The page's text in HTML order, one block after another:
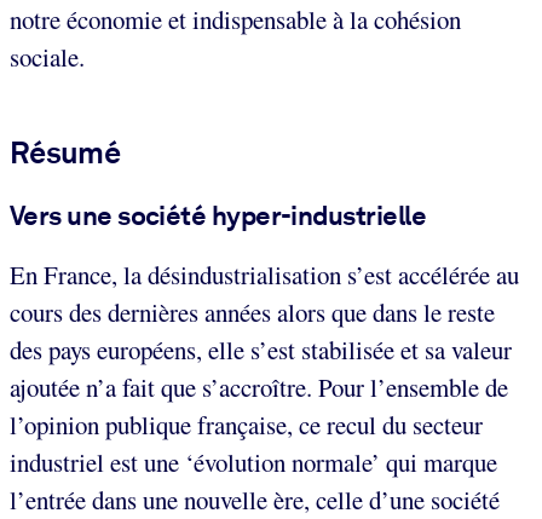
notre économie et indispensable à la cohésion
sociale.
Résumé
Vers une société hyper-industrielle
En France, la désindustrialisation s’est accélérée au
cours des dernières années alors que dans le reste
des pays européens, elle s’est stabilisée et sa valeur
ajoutée n’a fait que s’accroître. Pour l’ensemble de
l’opinion publique française, ce recul du secteur
industriel est une ‘évolution normale’ qui marque
l’entrée dans une nouvelle ère, celle d’une société